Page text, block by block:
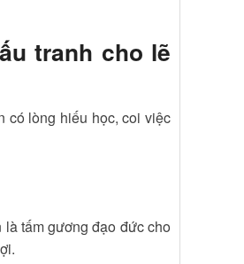
tranh cho lẽ
có lòng hiếu học, coi việc
tấm gương đạo đức cho